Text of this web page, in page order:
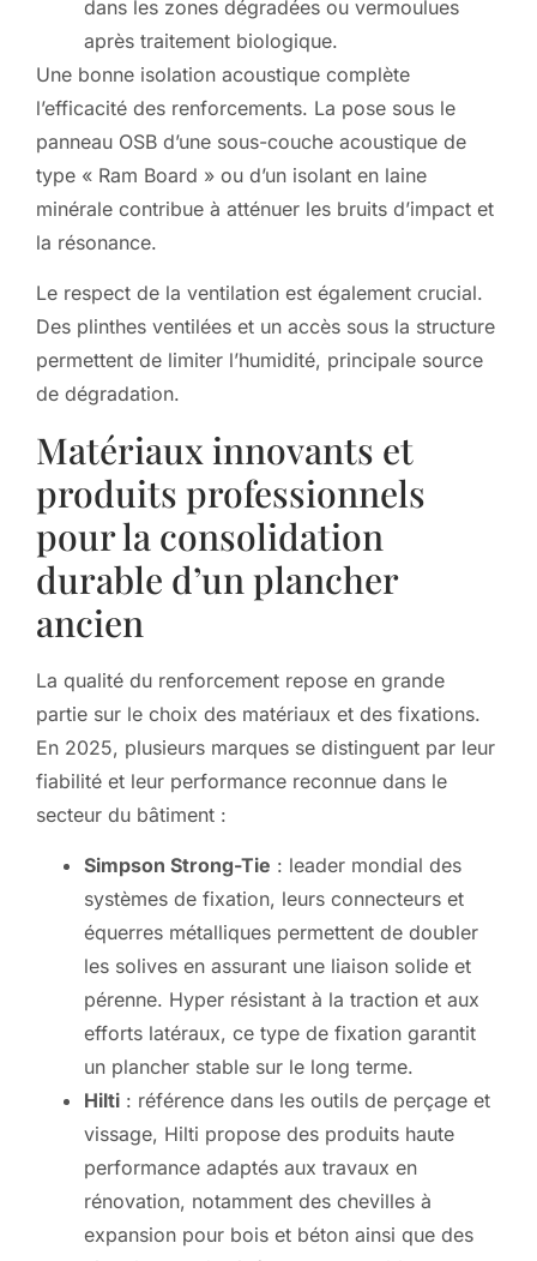
dans les zones dégradées ou vermoulues
après traitement biologique.
Une bonne isolation acoustique complète
l’efficacité des renforcements. La pose sous le
panneau OSB d’une sous-couche acoustique de
type « Ram Board » ou d’un isolant en laine
minérale contribue à atténuer les bruits d’impact et
la résonance.
Le respect de la ventilation est également crucial.
Des plinthes ventilées et un accès sous la structure
permettent de limiter l’humidité, principale source
de dégradation.
Matériaux innovants et
produits professionnels
pour la consolidation
durable d’un plancher
ancien
La qualité du renforcement repose en grande
partie sur le choix des matériaux et des fixations.
En 2025, plusieurs marques se distinguent par leur
fiabilité et leur performance reconnue dans le
secteur du bâtiment :
Simpson Strong-Tie : leader mondial des
systèmes de fixation, leurs connecteurs et
équerres métalliques permettent de doubler
les solives en assurant une liaison solide et
pérenne. Hyper résistant à la traction et aux
efforts latéraux, ce type de fixation garantit
un plancher stable sur le long terme.
Hilti : référence dans les outils de perçage et
vissage, Hilti propose des produits haute
performance adaptés aux travaux en
rénovation, notamment des chevilles à
expansion pour bois et béton ainsi que des